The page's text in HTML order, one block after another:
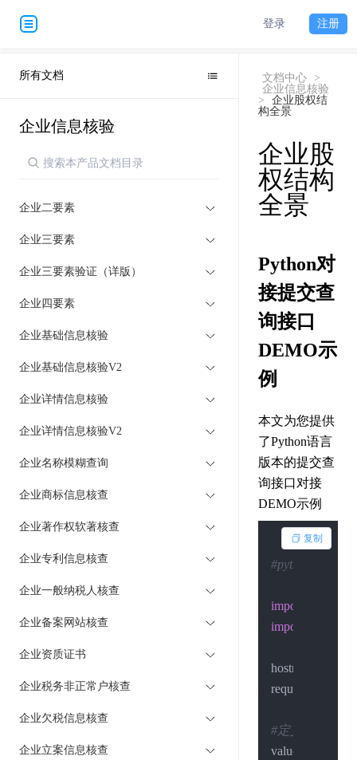
登录 注册
所有文档
企业信息核验
企业二要素
企业三要素
企业三要素验证（详版）
企业四要素
企业基础信息核验
企业基础信息核验V2
企业详情信息核验
企业详情信息核验V2
企业名称模糊查询
企业商标信息核查
企业著作权软著核查
企业专利信息核查
企业一般纳税人核查
企业备案网站核查
企业资质证书
企业税务非正常户核查
企业欠税信息核查
企业立案信息核查
文档中心
>
企业信息核验
>
企业股权结
构全景
企业股
权结构
全景
Python对
接提交查
询接口
DEMO示
例
本文为您提供
了Python语言
版本的提交查
询接口对接
DEMO示例
#python3.10.2
import
import
hostname =
request_uri =
#定义请求的数
values = {
复制